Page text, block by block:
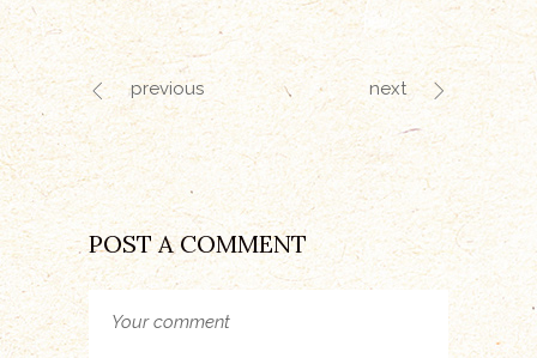
previous next
POST A COMMENT